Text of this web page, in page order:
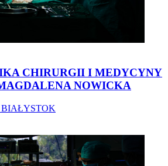
CHIRURGII I MEDYCYNY
NOWICKA
BIAŁYSTOK